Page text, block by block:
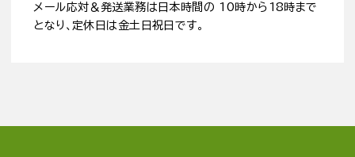
メール応対＆発送業務は日本時間の 10時から18時まで
となり、定休日は金土日祝日です。